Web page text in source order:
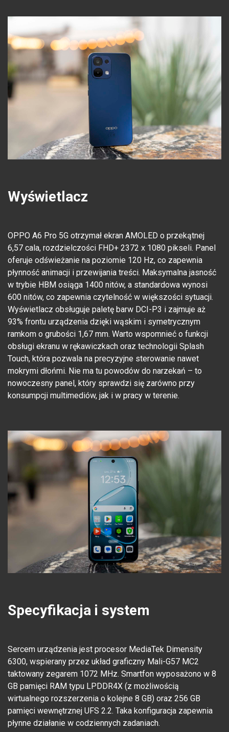
Wyświetlacz
OPPO A6 Pro 5G otrzymał ekran AMOLED o przekątnej
6,57 cala, rozdzielczości FHD+ 2372 x 1080 pikseli. Panel
oferuje odświeżanie na poziomie 120 Hz, co zapewnia
płynność animacji i przewijania treści. Maksymalna jasność
w trybie HBM osiąga 1400 nitów, a standardowa wynosi
600 nitów, co zapewnia czytelność w większości sytuacji.
Wyświetlacz obsługuje paletę barw DCI-P3 i zajmuje aż
93% frontu urządzenia dzięki wąskim i symetrycznym
ramkom o grubości 1,67 mm. Warto wspomnieć o funkcji
obsługi ekranu w rękawiczkach oraz technologii Splash
Touch, która pozwala na precyzyjne sterowanie nawet
mokrymi dłońmi. Nie ma tu powodów do narzekań – to
nowoczesny panel, który sprawdzi się zarówno przy
konsumpcji multimediów, jak i w pracy w terenie.
Specyfikacja i system
Sercem urządzenia jest procesor MediaTek Dimensity
6300, wspierany przez układ graficzny Mali-G57 MC2
taktowany zegarem 1072 MHz. Smartfon wyposażono w 8
GB pamięci RAM typu LPDDR4X (z możliwością
wirtualnego rozszerzenia o kolejne 8 GB) oraz 256 GB
pamięci wewnętrznej UFS 2.2. Taka konfiguracja zapewnia
płynne działanie w codziennych zadaniach.